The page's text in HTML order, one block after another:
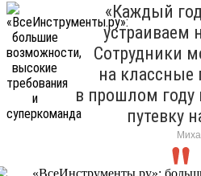
«Каждый
устраиваем
Сотрудники
на
в прошлом году
путевку